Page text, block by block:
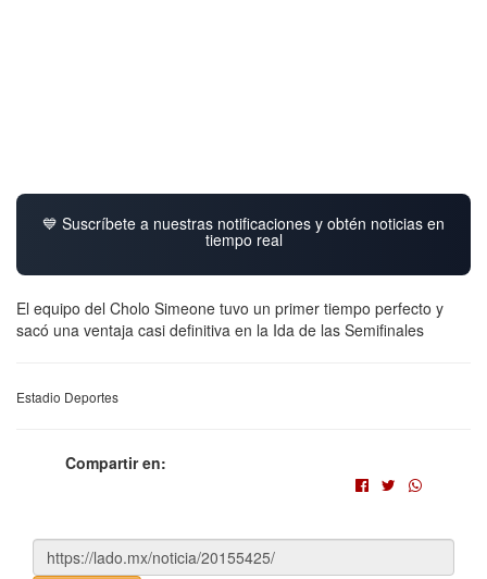
💙 Suscríbete a nuestras notificaciones y obtén noticias en
tiempo real
El equipo del Cholo Simeone tuvo un primer tiempo perfecto y
sacó una ventaja casi definitiva en la Ida de las Semifinales
Estadio Deportes
Compartir en: